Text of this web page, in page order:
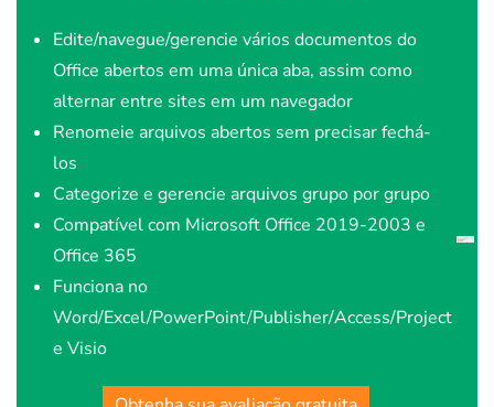
Edite/navegue/gerencie vários documentos do
Office abertos em uma única aba, assim como
alternar entre sites em um navegador
Renomeie arquivos abertos sem precisar fechá-
los
Categorize e gerencie arquivos grupo por grupo
Compatível com Microsoft Office 2019-2003 e
Office 365
Funciona no
Word/Excel/PowerPoint/Publisher/Access/Project
e Visio